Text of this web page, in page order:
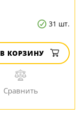
31 шт.
В КОРЗИНУ